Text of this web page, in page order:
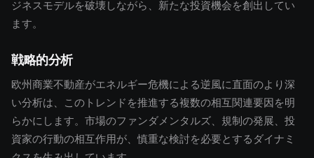
ジネスモデルを破壊しながら、新たな投資機会を創出してい
ます。
戦略的分析
欧州商業不動産がエネルギー危機による逆風に直面のより深
い分析は、このトレンドを推進する複数の相互関連要因を明
らかにします。市場のファンダメンタルズ、規制の発展、投
資家の行動の相互作用が、慎重な検討を必要とするダイナミ